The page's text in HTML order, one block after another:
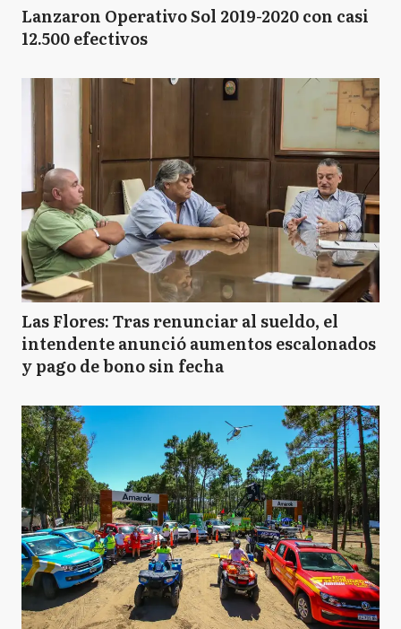
Lanzaron Operativo Sol 2019-2020 con casi
12.500 efectivos
Las Flores: Tras renunciar al sueldo, el
intendente anunció aumentos escalonados
y pago de bono sin fecha